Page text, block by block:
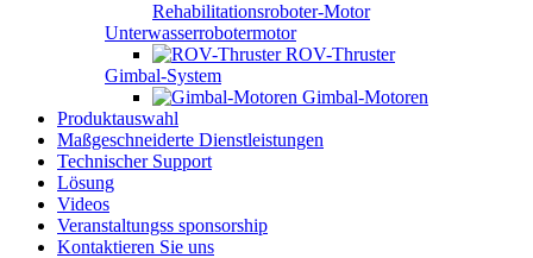
Rehabilitationsroboter-Motor
Unterwasserrobotermotor
ROV-Thruster
Gimbal-System
Gimbal-Motoren
Produktauswahl
Maßgeschneiderte Dienstleistungen
Technischer Support
Lösung
Videos
Veranstaltungss sponsorship
Kontaktieren Sie uns